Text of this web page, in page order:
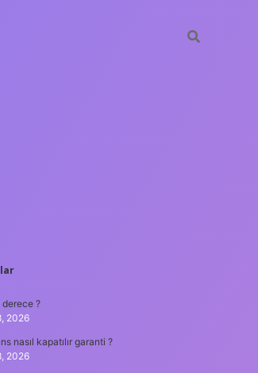
?
2026
nasıl kapatılır garanti ?
2026